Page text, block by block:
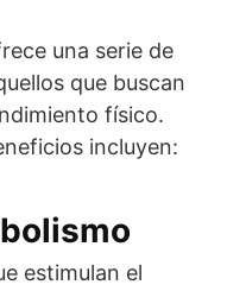
una serie de
que buscan
físico.
incluyen:
estimulan el